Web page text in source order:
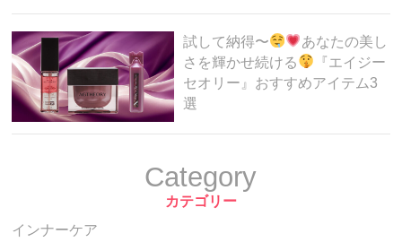
試して納得〜
あなたの美し
さを輝かせ続ける
『エイジー
セオリー』おすすめアイテム3
選
Category
カテゴリー
インナーケア